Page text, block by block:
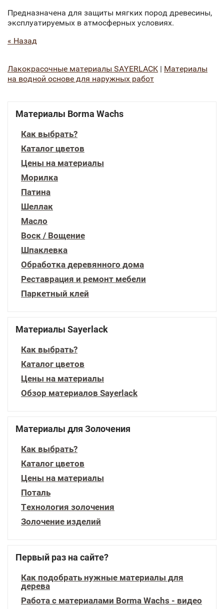
Предназначена для защиты мягких пород древесины,
эксплуатируемых в атмосферных условиях.
« Назад
Лакокрасочные материалы SAYERLACK | Материалы
на водной основе для наружных работ
Материалы Borma Wachs
Как выбрать?
Каталог цветов
Цены на материалы
Морилка
Патина
Шеллак
Масло
Воск / Вощение
Шпаклевка
Обработка деревянного дома
Реставрация и ремонт мебели
Паркетный клей
Материалы Sayerlack
Как выбрать?
Каталог цветов
Цены на материалы
Обзор материалов Sayerlack
Материалы для Золочения
Как выбрать?
Каталог цветов
Цены на материалы
Поталь
Технология золочения
Золочение изделий
Первый раз на сайте?
Как подобрать нужные материалы для
дерева
Работа с материалами Borma Wachs - видео